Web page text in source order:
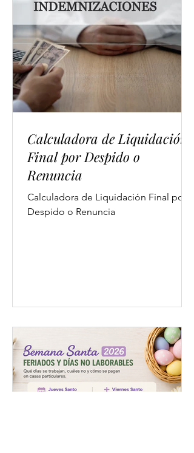
Calculadora de Liquidación
Final por Despido o
Renuncia
Calculadora de Liquidación Final por
Despido o Renuncia